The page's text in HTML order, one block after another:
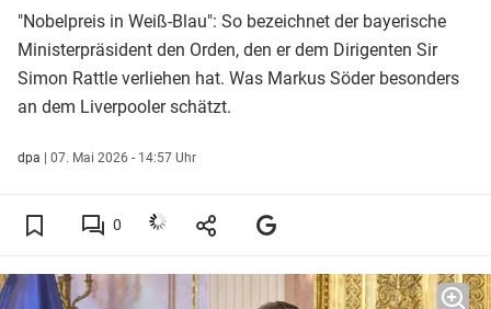
"Nobelpreis in Weiß-Blau": So bezeichnet der bayerische
Ministerpräsident den Orden, den er dem Dirigenten Sir
Simon Rattle verliehen hat. Was Markus Söder besonders
an dem Liverpooler schätzt.
dpa | 07. Mai 2026 - 14:57 Uhr
0